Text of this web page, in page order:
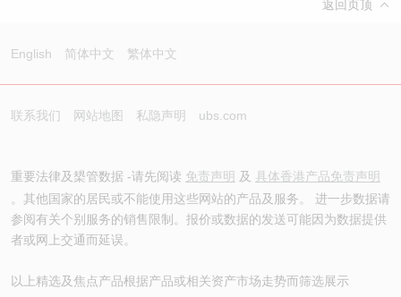
返回页顶
English 简体中文 繁体中文
联系我们 网站地图 私隐声明 ubs.com
重要法律及槼管数据 -请先阅读 免责声明 及 具体香港产品免责声明
。其他国家的居民或不能使用这些网站的产品及服务。 进一步数据请
参阅有关个别服务的销售限制。报价或数据的发送可能因为数据提供
者或网上交通而延误。
以上精选及焦点产品根据产品或相关资产市场走势而筛选展示